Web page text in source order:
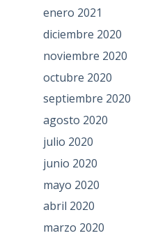
enero 2021
diciembre 2020
noviembre 2020
octubre 2020
septiembre 2020
agosto 2020
julio 2020
junio 2020
mayo 2020
abril 2020
marzo 2020